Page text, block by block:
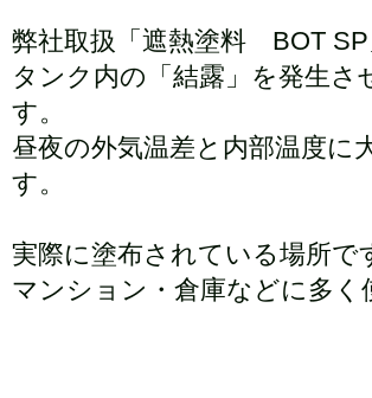
弊社取扱「遮熱塗料 BOT
タンク内の「結露」を発生
す。
昼夜の外気温差と内部温度に
す。
実際に塗布されている場所で
マンション・倉庫などに多く